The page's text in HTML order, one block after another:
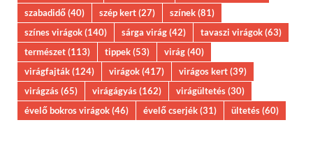
szabadidő(40) szép kert(27) színek(81)
színes virágok(140) sárga virág(42) tavaszi virágok(63)
természet(113) tippek(53) virág(40)
virágfajták(124) virágok(417) virágos kert(39)
virágzás(65) virágágyás(162) virágültetés(30)
évelő bokros virágok(46) évelő cserjék(31) ültetés(60)